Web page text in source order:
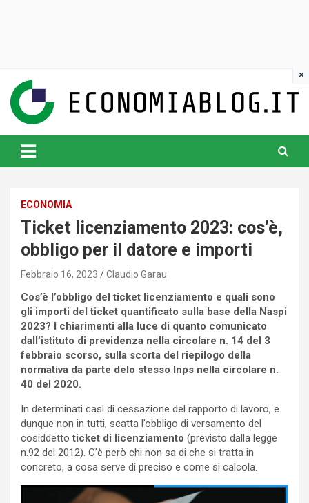
content
www.economiablog.it
ECONOMIA
Ticket licenziamento 2023: cos’è,
obbligo per il datore e importi
Febbraio 16, 2023 Claudio Garau
Cos’è l’obbligo del ticket licenziamento e quali sono
gli importi del ticket quantificato sulla base della Naspi
2023? I chiarimenti alla luce di quanto comunicato
dall’istituto di previdenza nella circolare n. 14 del 3
febbraio scorso, sulla scorta del riepilogo della
normativa da parte delo stesso Inps nella circolare n.
40 del 2020.
In determinati casi di cessazione del rapporto di lavoro, e
dunque non in tutti, scatta l’obbligo di versamento del
cosiddetto ticket di licenziamento (previsto dalla legge
n.92 del 2012). C’è però chi non sa di che si tratta in
concreto, a cosa serve di preciso e come si calcola.